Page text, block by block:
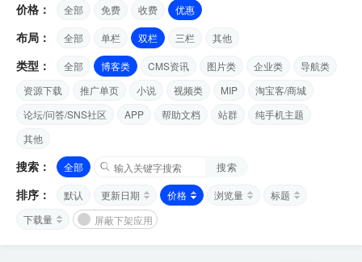
价格： 全部 免费 收费 优惠
布局： 全部 单栏 双栏 三栏 其他
类型： 全部 博客类 CMS资讯 图片类 企业类
导航类
资源下载
推广单页 小说 视频类 MIP
淘宝客/商城
论坛/问答/SNS社区
APP 帮助文档 站群
纯手机主题
其他
搜索： 全部 搜索
排序： 默认 更新日期 价格 浏览量
标题
下载量
屏蔽下架应用